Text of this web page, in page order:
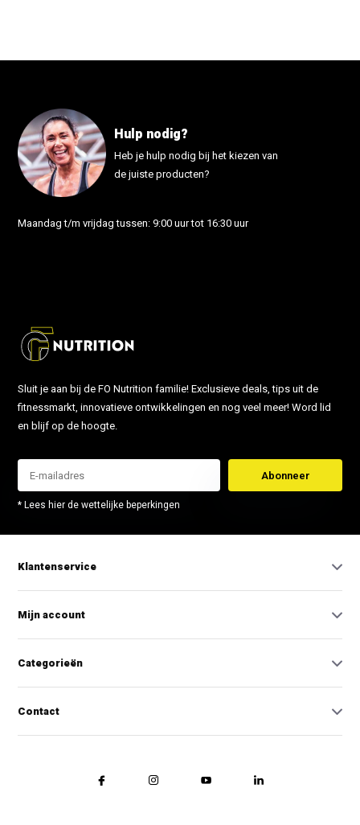
Hulp nodig?
Heb je hulp nodig bij het kiezen van
de juiste producten?
Maandag t/m vrijdag tussen: 9:00 uur tot 16:30 uur
Sluit je aan bij de FO Nutrition familie! Exclusieve deals, tips uit de
fitnessmarkt, innovatieve ontwikkelingen en nog veel meer! Word lid
en blijf op de hoogte.
Abonneer
* Lees hier de wettelijke beperkingen
Klantenservice
Mijn account
Categorieën
Contact